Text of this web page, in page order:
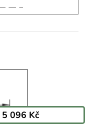
5 096 Kč